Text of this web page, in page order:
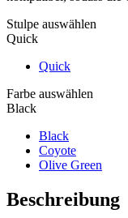
Stulpe auswählen
Quick
Quick
Farbe auswählen
Black
Black
Coyote
Olive Green
Beschreibung